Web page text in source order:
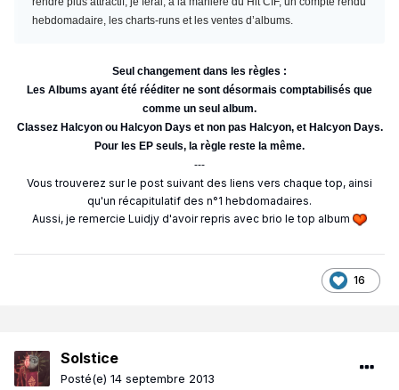
hebdomadaire, les charts-runs et les ventes d’albums.
Seul changement dans les règles :
Les Albums ayant été rééditer ne sont désormais comptabilisés que
comme un seul album.
Classez Halcyon ou Halcyon Days et non pas Halcyon, et Halcyon Days.
Pour les EP seuls, la règle reste la même.
---
Vous trouverez sur le post suivant des liens vers chaque top, ainsi
qu'un récapitulatif des n°1 hebdomadaires.
Aussi, je remercie Luidjy d'avoir repris avec brio le top album
16
Solstice
Posté(e) 14 septembre 2013